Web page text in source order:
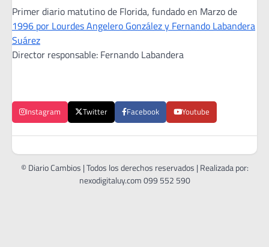
Primer diario matutino de Florida, fundado en Marzo de
1996 por Lourdes Angelero González y Fernando Labandera
Suárez
Director responsable: Fernando Labandera
Instagram Twitter Facebook Youtube